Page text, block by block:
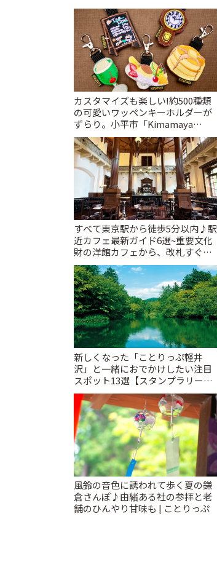
カスタマイズも楽しい!約500種類
の可愛いワッペンキーホルダーが
ずらり。小平市「Kimamaya
T&K」 | ことりっぷ
すべて東京駅から徒歩5分以内♪駅
近カフェ最新ガイド6選~重要文化
財の洋館カフェから、改札すぐの
レトロ喫茶まで~ | ことりっぷ
新しくなった「ことりっぷ軽井
沢」と一緒におでかけしたい注目
スポット13選【スタンプラリー開
催中】 | ことりっぷ
風鈴の音色に誘われて歩く夏の鎌
倉さんぽ♪由緒ある社の参拝と老
舗のひんやり甘味も | ことりっぷ